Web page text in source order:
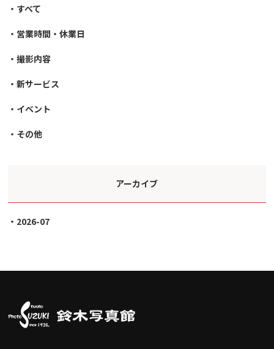
すべて
営業時間・休業日
撮影内容
新サービス
イベント
その他
アーカイブ
2026-07